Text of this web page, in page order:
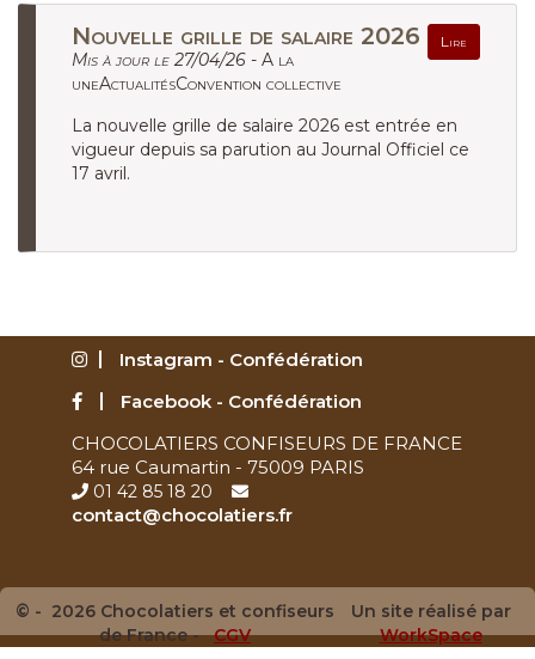
Nouvelle grille de salaire 2026 Lire
Mis à jour le 27/04/26 - A la
uneActualitésConvention collective
La nouvelle grille de salaire 2026 est entrée en
vigueur depuis sa parution au Journal Officiel ce
17 avril.
Instagram - Confédération
Facebook - Confédération
CHOCOLATIERS CONFISEURS DE FRANCE
64 rue Caumartin - 75009 PARIS
01 42 85 18 20
contact@chocolatiers.fr
© - 2026 Chocolatiers et confiseurs
de France -CGV
Un site réalisé par
WorkSpace